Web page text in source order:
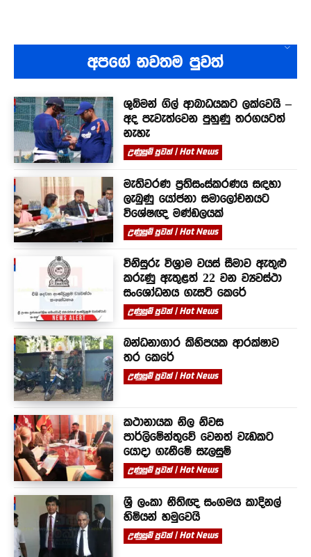
අපගේ නවතම පුවත්
ශුබ්මන් ගිල් ආබාධයකට ලක්වෙයි –
අද පැවැත්වෙන පුහුණු තරගයටත්
නැහැ
උණුසුම් පුවත් | Hot News
මැතිවරණ ප්‍රතිසංස්කරණය සඳහා
ලැබුණු යෝජනා සමාලෝචනයට
විශේෂඥ මණ්ඩලයක්
උණුසුම් පුවත් | Hot News
විනිසුරු විශ්‍රාම වයස් සීමාව ඇතුළු
කරුණු ඇතුළත් 22 වන ව්‍යවස්ථා
සංශෝධනය ගැසට් කෙරේ
උණුසුම් පුවත් | Hot News
බන්ධනාගාර කිහිපයක ආරක්ෂාව
තර කෙරේ
උණුසුම් පුවත් | Hot News
කථානායක නිල නිවස
පාර්ලිමේන්තුවේ වෙනත් වැඩකට
යොදා ගැනීමේ සැලසුම්
උණුසුම් පුවත් | Hot News
ශ්‍රී ලංකා නීතිඥ සංගමය කාදිනල්
හිමියන් හමුවෙයි
උණුසුම් පුවත් | Hot News